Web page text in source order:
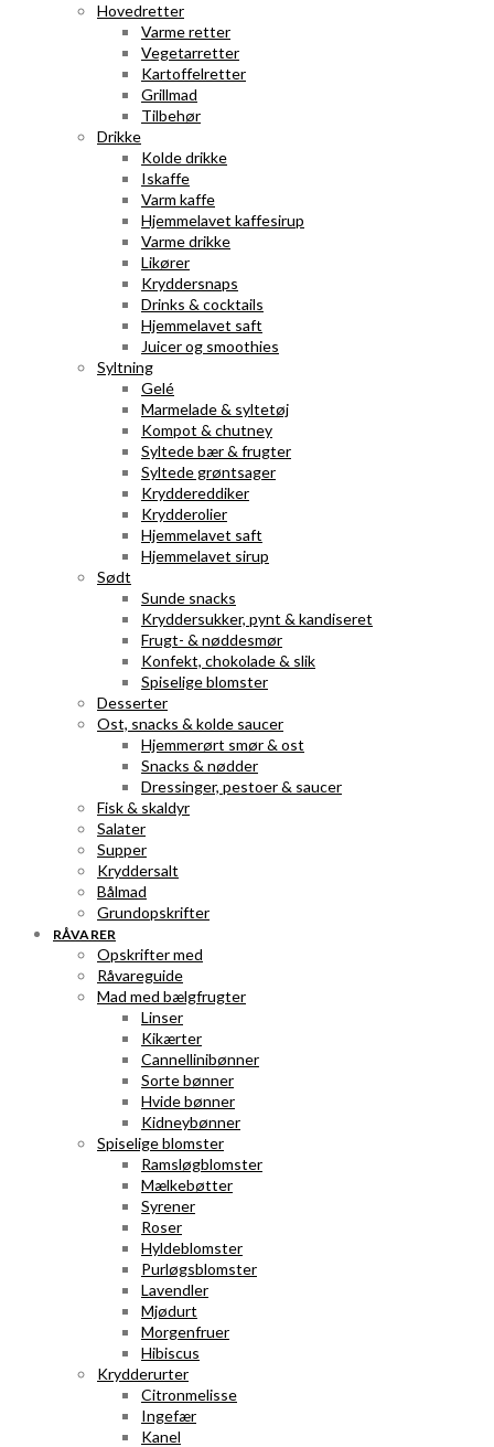
Hovedretter
Varme retter
Vegetarretter
Kartoffelretter
Grillmad
Tilbehør
Drikke
Kolde drikke
Iskaffe
Varm kaffe
Hjemmelavet kaffesirup
Varme drikke
Likører
Kryddersnaps
Drinks & cocktails
Hjemmelavet saft
Juicer og smoothies
Syltning
Gelé
Marmelade & syltetøj
Kompot & chutney
Syltede bær & frugter
Syltede grøntsager
Kryddereddiker
Krydderolier
Hjemmelavet saft
Hjemmelavet sirup
Sødt
Sunde snacks
Kryddersukker, pynt & kandiseret
Frugt- & nøddesmør
Konfekt, chokolade & slik
Spiselige blomster
Desserter
Ost, snacks & kolde saucer
Hjemmerørt smør & ost
Snacks & nødder
Dressinger, pestoer & saucer
Fisk & skaldyr
Salater
Supper
Kryddersalt
Bålmad
Grundopskrifter
RÅVARER
Opskrifter med
Råvareguide
Mad med bælgfrugter
Linser
Kikærter
Cannellinibønner
Sorte bønner
Hvide bønner
Kidneybønner
Spiselige blomster
Ramsløgblomster
Mælkebøtter
Syrener
Roser
Hyldeblomster
Purløgsblomster
Lavendler
Mjødurt
Morgenfruer
Hibiscus
Krydderurter
Citronmelisse
Ingefær
Kanel